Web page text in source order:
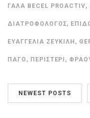
ΓΆΛΑ BECEL PROACTIV,
ΔΙΑΤΡΟΦΟΛΌΓΟΣ,
ΕΥΑΓΓΕΛΊΑ ΖΕΥΚΙΛΉ ,
ΠΆΓΟ , ΠΕΡΙΣΤΈΡΙ ,
NEWEST POSTS